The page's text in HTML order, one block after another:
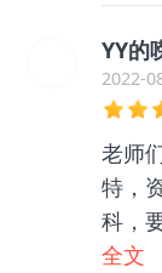
YY的
2022-
老师
特，
科，
绪，
全文